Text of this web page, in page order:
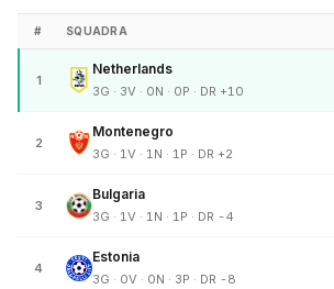
# SQUADRA
1
Netherlands
3G · 3V · 0N · 0P · DR +10
2
Montenegro
3G · 1V · 1N · 1P · DR +2
3
Bulgaria
3G · 1V · 1N · 1P · DR -4
4
Estonia
3G · 0V · 0N · 3P · DR -8